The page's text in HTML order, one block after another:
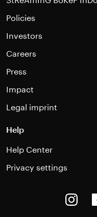
Policies
Investors
Careers
Press
Impact
Legal imprint
Help
Help Center
Privacy settings